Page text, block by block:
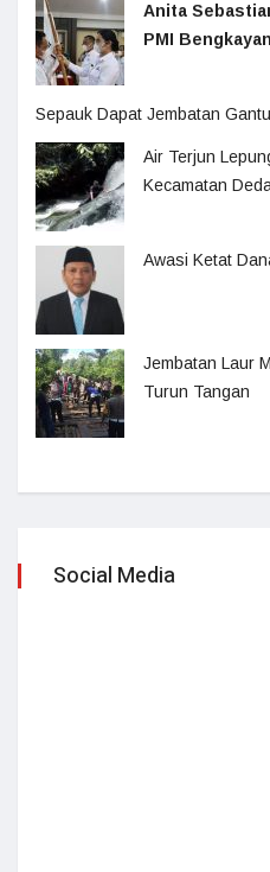
Anita
PMI
Sepauk Dapat Jembatan
Air Terjun
Kecamatan
Awasi Ketat
Jembatan Laur
Turun Tangan
Social Media